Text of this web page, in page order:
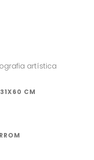
artística
CM